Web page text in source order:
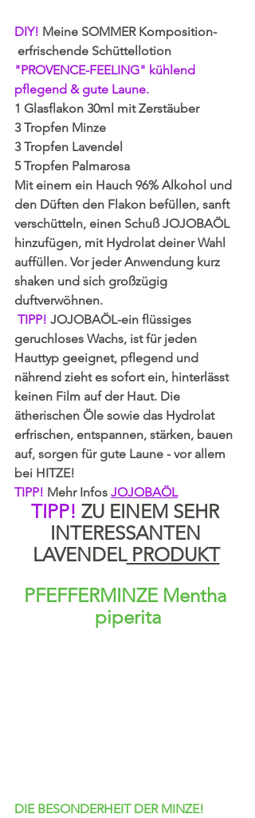
DIY! Meine SOMMER Komposition-
erfrischende Schüttellotion
"PROVENCE-FEELING" kühlend
pflegend & gute Laune.
1 Glasflakon 30ml mit Zerstäuber
3 Tropfen Minze
3 Tropfen Lavendel
5 Tropfen Palmarosa
Mit einem ein Hauch 96% Alkohol und
den Düften den Flakon befüllen, sanft
verschütteln, einen Schuß JOJOBAÖL
hinzufügen, mit Hydrolat deiner Wahl
auffüllen. Vor jeder Anwendung kurz
shaken und sich großzügig
duftverwöhnen.
TIPP! JOJOBAÖL-ein flüssiges
geruchloses Wachs, ist für jeden
Hauttyp geeignet, pflegend und
nährend zieht es sofort ein, hinterlässt
keinen Film auf der Haut. Die
ätherischen Öle sowie das Hydrolat
erfrischen, entspannen, stärken, bauen
auf, sorgen für gute Laune - vor allem
bei HITZE!
TIPP! Mehr Infos JOJOBAÖL
TIPP! ZU EINEM SEHR
INTERESSANTEN
LAVENDEL PRODUKT
PFEFFERMINZE Mentha
piperita
DIE BESONDERHEIT DER MINZE!